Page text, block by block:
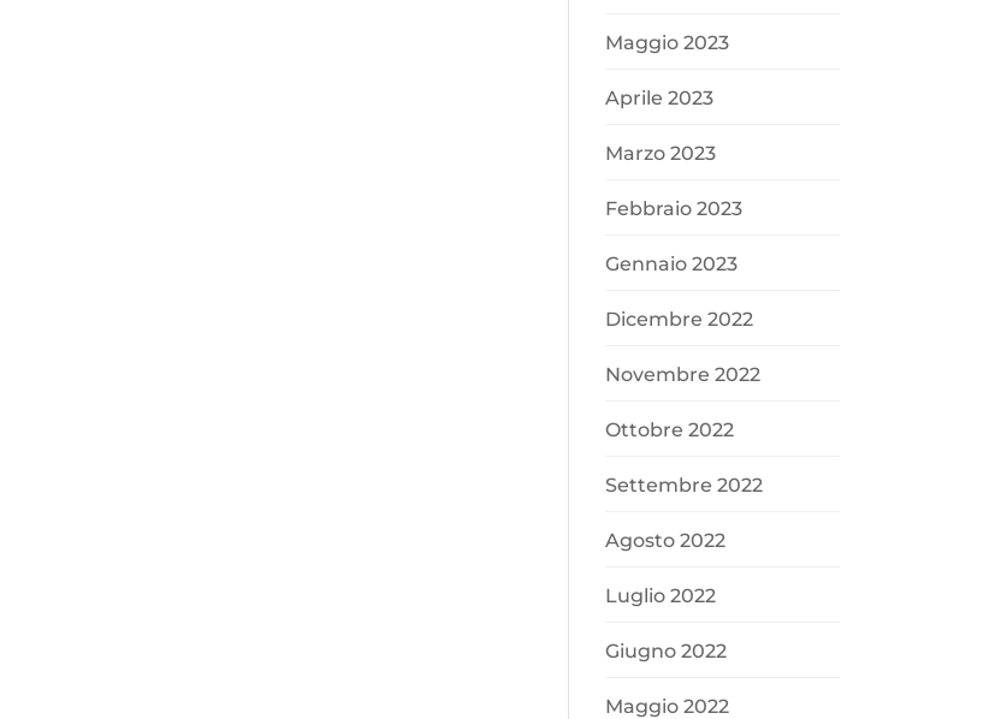
Maggio 2023
Aprile 2023
Marzo 2023
Febbraio 2023
Gennaio 2023
Dicembre 2022
Novembre 2022
Ottobre 2022
Settembre 2022
Agosto 2022
Luglio 2022
Giugno 2022
Maggio 2022